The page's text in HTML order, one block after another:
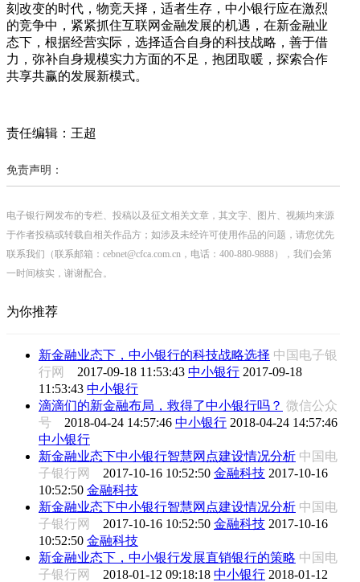
刻改变的时代，物竞天择，适者生存，中小银行应在激烈
的竞争中，紧紧抓住互联网金融发展的机遇，在新金融业
态下，根据经营实际，选择适合自身的科技战略，善于借
力，弥补自身规模实力方面的不足，抱团取暖，探索合作
共享共赢的发展新模式。
责任编辑：王超
免责声明：
电子银行网发布的专栏、投稿以及征文相关文章，其文字、图片、视频均来源
于作者投稿或转载自相关作品方；如涉及未经许可使用作品的问题，请您优先
联系我们（联系邮箱：cebnet@cfca.com.cn，电话：400-880-9888），我们会第
一时间核实，谢谢配合。
为你推荐
新金融业态下，中小银行的科技战略选择 中国电子银
行网 2017-09-18 11:53:43 中小银行 2017-09-18
11:53:43 中小银行
滴滴们的新金融布局，救得了中小银行吗？ 微信公众
号 2018-04-24 14:57:46 中小银行 2018-04-24 14:57:46
中小银行
新金融业态下中小银行智慧网点建设情况分析 中国电
子银行网 2017-10-16 10:52:50 金融科技 2017-10-16
10:52:50 金融科技
新金融业态下中小银行智慧网点建设情况分析 中国电
子银行网 2017-10-16 10:52:50 金融科技 2017-10-16
10:52:50 金融科技
新金融业态下，中小银行发展直销银行的策略 中国电
子银行网 2018-01-12 09:18:18 中小银行 2018-01-12